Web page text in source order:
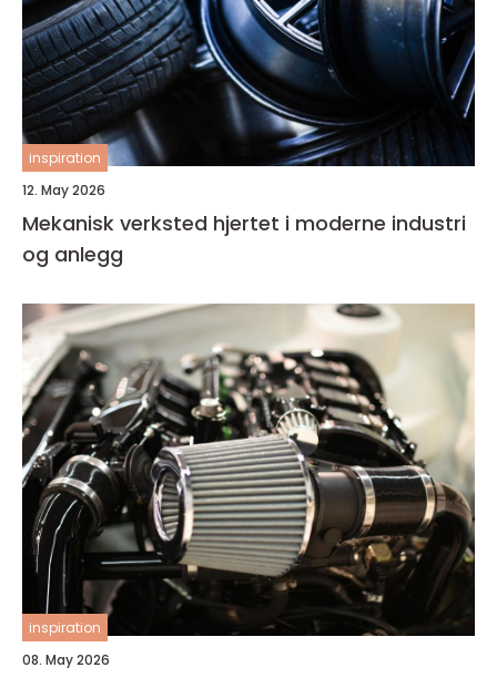
inspiration
12. May 2026
Mekanisk verksted hjertet i moderne industri
og anlegg
inspiration
08. May 2026